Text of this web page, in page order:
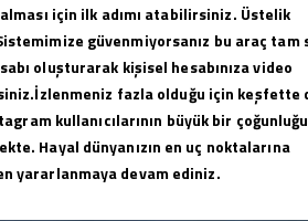
için ilk adımı atabilirsiniz. Üstelik
güvenmiyorsanız bu araç tam
oluşturarak kişisel hesabınıza video
fazla olduğu için keşfette
kullanıcılarının büyük bir çoğunluğu
Hayal dünyanızın en uç noktalarına
yararlanmaya devam ediniz.